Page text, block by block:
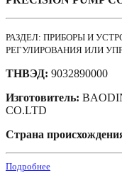
РАЗДЕЛ: ПРИБОРЫ И
РЕГУЛИРОВАНИЯ ИЛИ
ТНВЭД: 9032890000
Изготовитель:
CO.LTD
Страна
Подробнее